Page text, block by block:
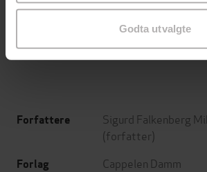
Godta utvalgte
Landet som lovet alt
Forfattere
Sigurd Falkenberg
(forfatter)
Forlag Cappelen Damm